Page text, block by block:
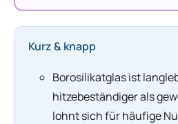
Kurz & knapp
Borosilikatglas ist
hitzebeständiger als
lohnt sich für häufige